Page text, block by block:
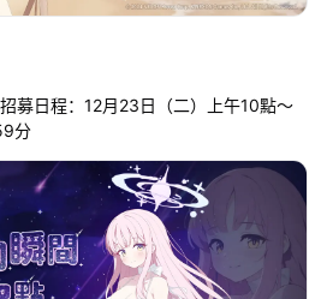
募日程：12月23日（二）上午10點～
分